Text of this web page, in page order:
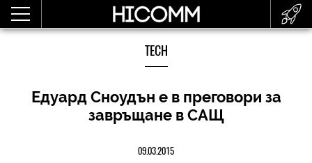
TECH
Едуард Сноудън е в преговори за
завръщане в САЩ
09.03.2015